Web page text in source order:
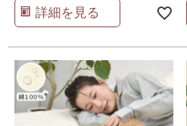
詳細を見る